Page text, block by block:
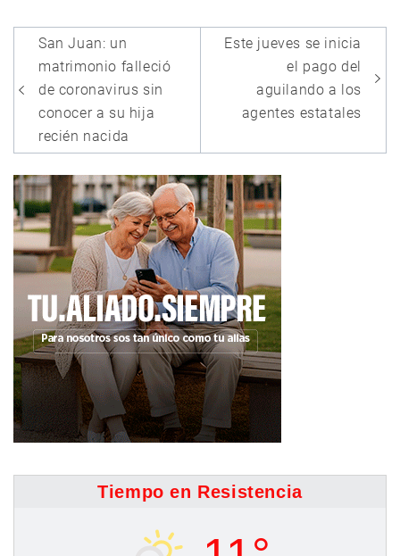
Navegación
de
entradas
San Juan: un
matrimonio falleció
de coronavirus sin
conocer a su hija
recién nacida
Este jueves se inicia
el pago del
aguilando a los
agentes estatales
Tiempo en Resistencia